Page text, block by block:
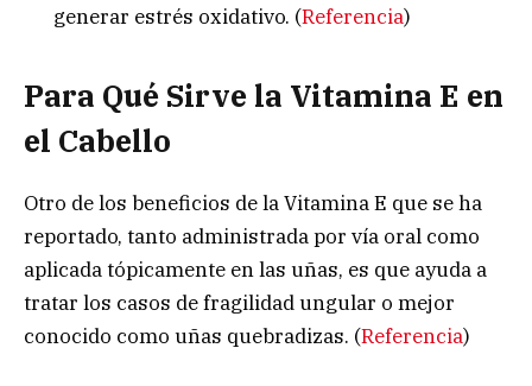
generar estrés oxidativo. (Referencia)
Para Qué Sirve la Vitamina E en
el Cabello
Otro de los beneficios de la Vitamina E que se ha
reportado, tanto administrada por vía oral como
aplicada tópicamente en las uñas, es que ayuda a
tratar los casos de fragilidad ungular o mejor
conocido como uñas quebradizas. (Referencia)